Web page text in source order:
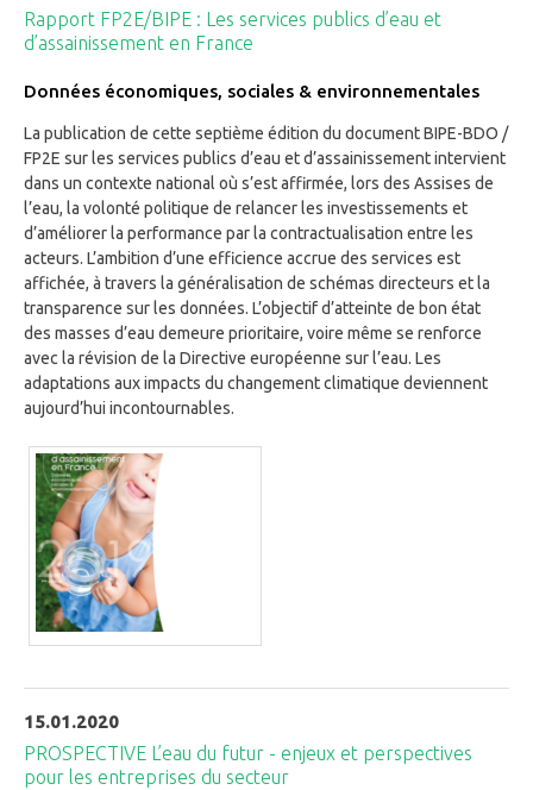
Rapport FP2E/BIPE : Les services publics d’eau et
d’assainissement en France
Données économiques, sociales & environnementales
La publication de cette septième édition du document BIPE-BDO /
FP2E sur les services publics d’eau et d’assainissement intervient
dans un contexte national où s’est affirmée, lors des Assises de
l’eau, la volonté politique de relancer les investissements et
d’améliorer la performance par la contractualisation entre les
acteurs. L’ambition d’une efficience accrue des services est
affichée, à travers la généralisation de schémas directeurs et la
transparence sur les données. L’objectif d’atteinte de bon état
des masses d’eau demeure prioritaire, voire même se renforce
avec la révision de la Directive européenne sur l’eau. Les
adaptations aux impacts du changement climatique deviennent
aujourd’hui incontournables.
15.01.2020
PROSPECTIVE L’eau du futur - enjeux et perspectives
pour les entreprises du secteur